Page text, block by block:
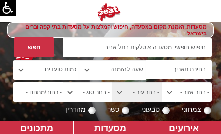
מסעדות, הזמנת מקום במסעדה, חיפוש והמלצות על מסעדות בתי קפה וברים
בישראל
צמחוני טבעוני כשר מהדרין
אירועים מסעדות מתכונים